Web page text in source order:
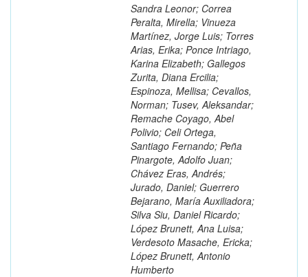
Sandra Leonor; Correa
Peralta, Mirella; Vinueza
Martínez, Jorge Luis; Torres
Arias, Erika; Ponce Intriago,
Karina Elizabeth; Gallegos
Zurita, Diana Ercilia;
Espinoza, Mellisa; Cevallos,
Norman; Tusev, Aleksandar;
Remache Coyago, Abel
Polivio; Celi Ortega,
Santiago Fernando; Peña
Pinargote, Adolfo Juan;
Chávez Eras, Andrés;
Jurado, Daniel; Guerrero
Bejarano, María Auxiliadora;
Silva Siu, Daniel Ricardo;
López Brunett, Ana Luisa;
Verdesoto Masache, Ericka;
López Brunett, Antonio
Humberto